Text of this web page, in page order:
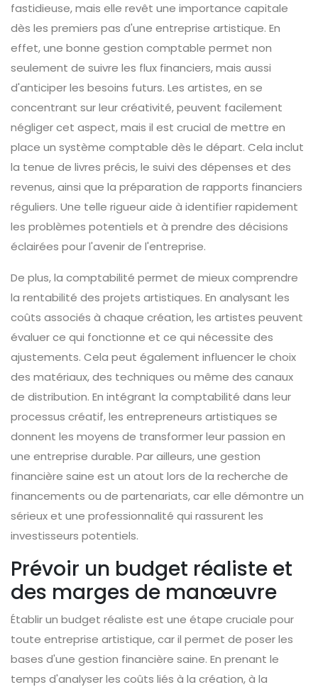
fastidieuse, mais elle revêt une importance capitale
dès les premiers pas d'une entreprise artistique. En
effet, une bonne gestion comptable permet non
seulement de suivre les flux financiers, mais aussi
d'anticiper les besoins futurs. Les artistes, en se
concentrant sur leur créativité, peuvent facilement
négliger cet aspect, mais il est crucial de mettre en
place un système comptable dès le départ. Cela inclut
la tenue de livres précis, le suivi des dépenses et des
revenus, ainsi que la préparation de rapports financiers
réguliers. Une telle rigueur aide à identifier rapidement
les problèmes potentiels et à prendre des décisions
éclairées pour l'avenir de l'entreprise.
De plus, la comptabilité permet de mieux comprendre
la rentabilité des projets artistiques. En analysant les
coûts associés à chaque création, les artistes peuvent
évaluer ce qui fonctionne et ce qui nécessite des
ajustements. Cela peut également influencer le choix
des matériaux, des techniques ou même des canaux
de distribution. En intégrant la comptabilité dans leur
processus créatif, les entrepreneurs artistiques se
donnent les moyens de transformer leur passion en
une entreprise durable. Par ailleurs, une gestion
financière saine est un atout lors de la recherche de
financements ou de partenariats, car elle démontre un
sérieux et une professionnalité qui rassurent les
investisseurs potentiels.
Prévoir un budget réaliste et
des marges de manœuvre
Établir un budget réaliste est une étape cruciale pour
toute entreprise artistique, car il permet de poser les
bases d'une gestion financière saine. En prenant le
temps d'analyser les coûts liés à la création, à la